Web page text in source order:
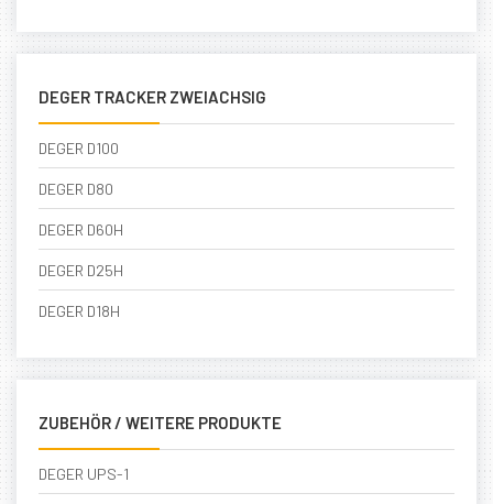
DEGER TRACKER ZWEIACHSIG
DEGER D100
DEGER D80
DEGER D60H
DEGER D25H
DEGER D18H
ZUBEHÖR / WEITERE PRODUKTE
DEGER UPS-1